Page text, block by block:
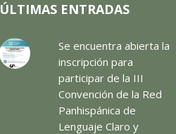
ÚLTIMAS ENTRADAS
Se encuentra abierta la
inscripción para
participar de la III
Convención de la Red
Panhispánica de
Lenguaje Claro y